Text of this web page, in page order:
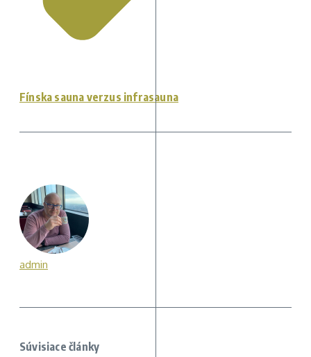
Fínska sauna verzus infrasauna
admin
Súvisiace články